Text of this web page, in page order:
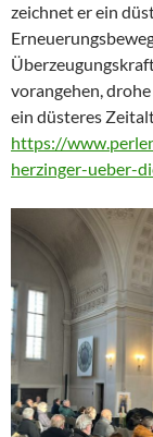
zeichnet er ein
vorangehen,
ein düsteres
https://
herzinger-ueber-